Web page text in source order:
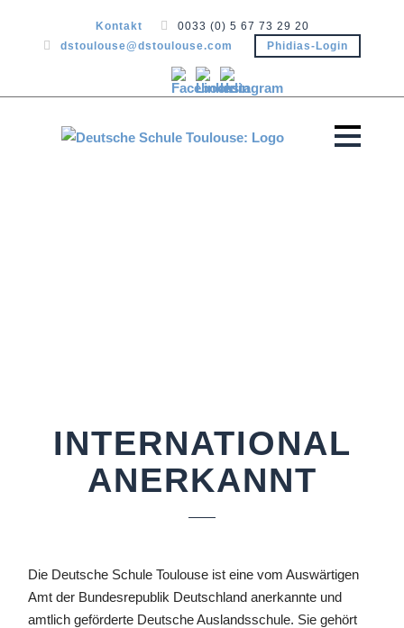
Kontakt
0033 (0) 5 67 73 29 20
dstoulouse@dstoulouse.com
Phidias-Login
INTERNATIONAL
ANERKANNT
Die Deutsche Schule Toulouse ist eine vom Auswärtigen
Amt der Bundesrepublik Deutschland aner­kannte und
amtlich geförderte Deutsche Auslands­schule. Sie gehört